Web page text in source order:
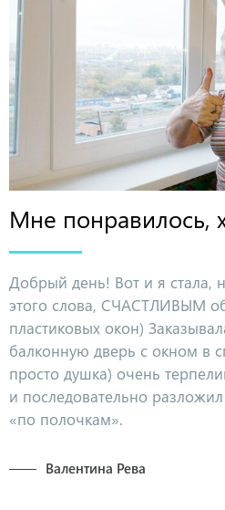
Мне понравилось,
Добрый день! Вот и я стала,
этого слова, СЧАСТЛИВЫМ
пластиковых окон)
балконную дверь с окном в
просто душка) очень
и последовательно
«по полочкам».
Валентина Рева